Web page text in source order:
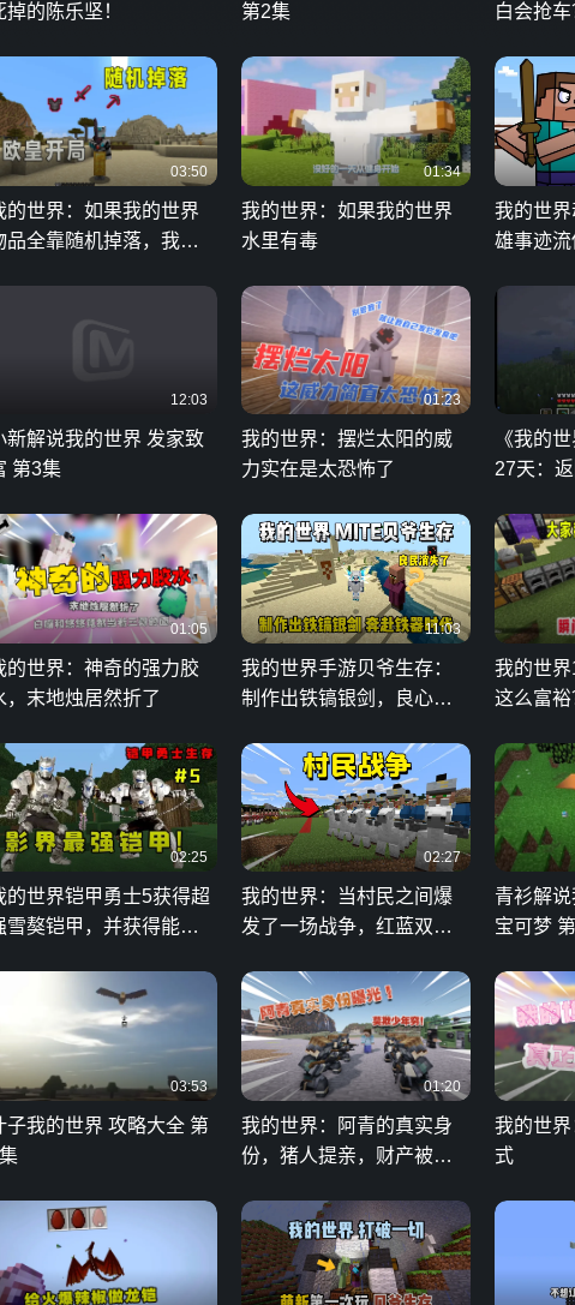
掉的陈乐坚！
第2集
白会抢
03:50
的世界：如果我的世界
品全靠随机掉落，我们
01:34
我的世界：如果我的世界
水里有毒
我的世
雄事迹
12:03
新解说我的世界 发家致
第3集
01:23
我的世界：摆烂太阳的威
力实在是太恐怖了
《我的
27天：
01:05
的世界：神奇的强力胶
，末地烛居然折了
11:03
我的世界手游贝爷生存：
制作出铁镐银剑，良心村
我的世
这么富
02:25
的世界铠甲勇士5获得超
雪獒铠甲，并获得能强
02:27
我的世界：当村民之间爆
发了一场战争，红蓝双方
青衫解
宝可梦
03:53
子我的世界 攻略大全 第
01:20
我的世界：阿青的真实身
份，猪人提亲，财产被没
我的世
式